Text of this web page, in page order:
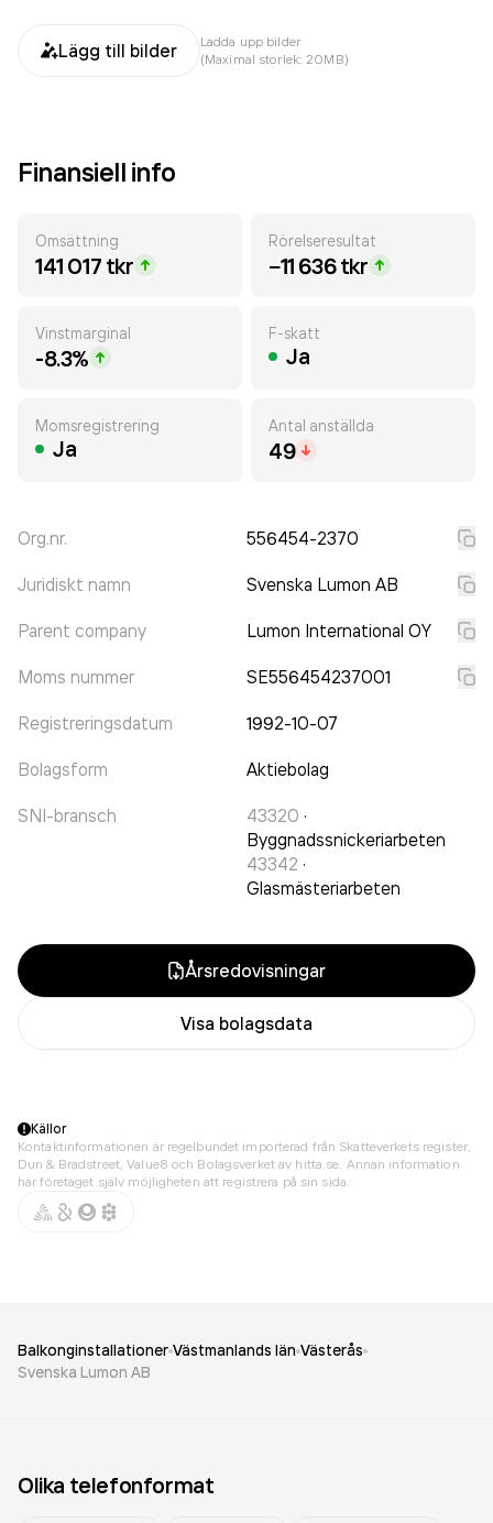
Lägg till bilder
Ladda upp bilder
(Maximal storlek: 20MB)
Finansiell info
Omsättning
141 017 tkr
Rörelseresultat
−11 636 tkr
Vinstmarginal
-8.3%
F-skatt
Ja
Momsregistrering
Ja
Antal anställda
49
Org.nr. 556454-2370
Juridiskt namn Svenska Lumon AB
Parent company Lumon International OY
Moms nummer SE556454237001
Registreringsdatum 1992-10-07
Bolagsform Aktiebolag
SNI-bransch 43320 ·
Byggnadssnickeriarbeten
43342 ·
Glasmästeriarbeten
Årsredovisningar
Visa bolagsdata
Källor
Kontaktinformationen är regelbundet importerad från Skatteverkets register,
Dun & Bradstreet, Value8 och Bolagsverket av hitta.se. Annan information
har företaget själv möjligheten att registrera på sin sida.
Balkonginstallationer Västmanlands län Västerås
Svenska Lumon AB
Olika telefonformat